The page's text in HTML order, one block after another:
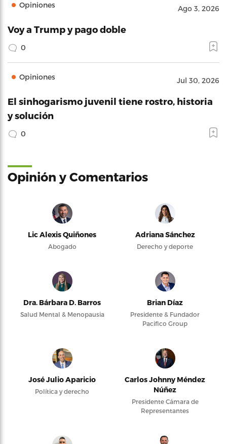
Opiniones Ago 3, 2026
Voy a Trump y pago doble
0
Opiniones Jul 30, 2026
El sinhogarismo juvenil tiene rostro, historia
y solución
0
Opinión y Comentarios
Lic Alexis Quiñones
Abogado
Adriana Sánchez
Derecho y deporte
Dra. Bárbara D. Barros
Salud Mental & Menopausia
Brian Díaz
Presidente & Fundador
Pacifico Group
José Julio Aparicio
Política y derecho
Carlos Johnny Méndez
Núñez
Presidente Cámara de
Representantes